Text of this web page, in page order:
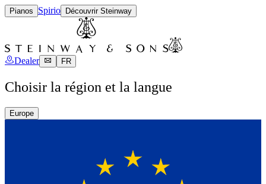
Pianos Spirio Découvrir Steinway
Dealer FR
Choisir la région et la langue
Europe